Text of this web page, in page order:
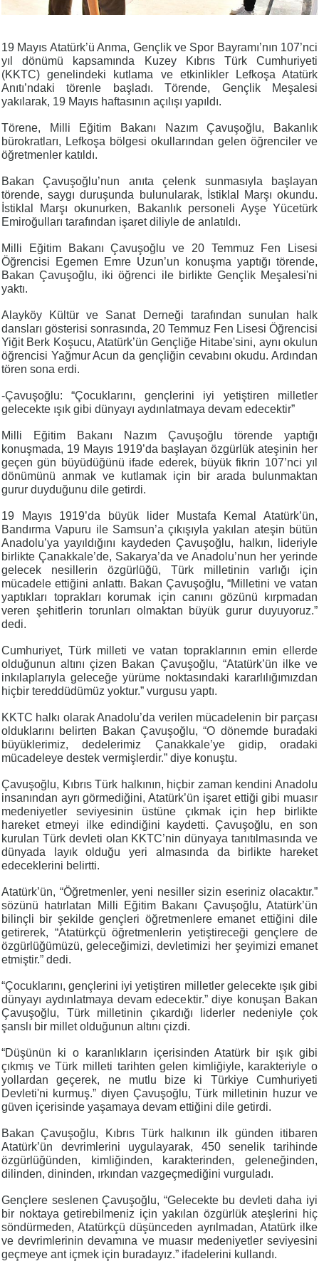
19 Mayıs Atatürk’ü Anma, Gençlik ve Spor Bayramı’nın 107’nci
yıl dönümü kapsamında Kuzey Kıbrıs Türk Cumhuriyeti
(KKTC) genelindeki kutlama ve etkinlikler Lefkoşa Atatürk
Anıtı’ndaki törenle başladı. Törende, Gençlik Meşalesi
yakılarak, 19 Mayıs haftasının açılışı yapıldı.
Törene, Milli Eğitim Bakanı Nazım Çavuşoğlu, Bakanlık
bürokratları, Lefkoşa bölgesi okullarından gelen öğrenciler ve
öğretmenler katıldı.
Bakan Çavuşoğlu’nun anıta çelenk sunmasıyla başlayan
törende, saygı duruşunda bulunularak, İstiklal Marşı okundu.
İstiklal Marşı okunurken, Bakanlık personeli Ayşe Yücetürk
Emiroğulları tarafından işaret diliyle de anlatıldı.
Milli Eğitim Bakanı Çavuşoğlu ve 20 Temmuz Fen Lisesi
Öğrencisi Egemen Emre Uzun’un konuşma yaptığı törende,
Bakan Çavuşoğlu, iki öğrenci ile birlikte Gençlik Meşalesi'ni
yaktı.
Alayköy Kültür ve Sanat Derneği tarafından sunulan halk
dansları gösterisi sonrasında, 20 Temmuz Fen Lisesi Öğrencisi
Yiğit Berk Koşucu, Atatürk’ün Gençliğe Hitabe'sini, aynı okulun
öğrencisi Yağmur Acun da gençliğin cevabını okudu. Ardından
tören sona erdi.
-Çavuşoğlu: “Çocuklarını, gençlerini iyi yetiştiren milletler
gelecekte ışık gibi dünyayı aydınlatmaya devam edecektir”
Milli Eğitim Bakanı Nazım Çavuşoğlu törende yaptığı
konuşmada, 19 Mayıs 1919’da başlayan özgürlük ateşinin her
geçen gün büyüdüğünü ifade ederek, büyük fikrin 107’nci yıl
dönümünü anmak ve kutlamak için bir arada bulunmaktan
gurur duyduğunu dile getirdi.
19 Mayıs 1919’da büyük lider Mustafa Kemal Atatürk’ün,
Bandırma Vapuru ile Samsun’a çıkışıyla yakılan ateşin bütün
Anadolu’ya yayıldığını kaydeden Çavuşoğlu, halkın, lideriyle
birlikte Çanakkale’de, Sakarya’da ve Anadolu’nun her yerinde
gelecek nesillerin özgürlüğü, Türk milletinin varlığı için
mücadele ettiğini anlattı. Bakan Çavuşoğlu, “Milletini ve vatan
yaptıkları toprakları korumak için canını gözünü kırpmadan
veren şehitlerin torunları olmaktan büyük gurur duyuyoruz.”
dedi.
Cumhuriyet, Türk milleti ve vatan topraklarının emin ellerde
olduğunun altını çizen Bakan Çavuşoğlu, “Atatürk’ün ilke ve
inkılaplarıyla geleceğe yürüme noktasındaki kararlılığımızdan
hiçbir tereddüdümüz yoktur.” vurgusu yaptı.
KKTC halkı olarak Anadolu’da verilen mücadelenin bir parçası
olduklarını belirten Bakan Çavuşoğlu, “O dönemde buradaki
büyüklerimiz, dedelerimiz Çanakkale’ye gidip, oradaki
mücadeleye destek vermişlerdir.” diye konuştu.
Çavuşoğlu, Kıbrıs Türk halkının, hiçbir zaman kendini Anadolu
insanından ayrı görmediğini, Atatürk’ün işaret ettiği gibi muasır
medeniyetler seviyesinin üstüne çıkmak için hep birlikte
hareket etmeyi ilke edindiğini kaydetti. Çavuşoğlu, en son
kurulan Türk devleti olan KKTC’nin dünyaya tanıtılmasında ve
dünyada layık olduğu yeri almasında da birlikte hareket
edeceklerini belirtti.
Atatürk’ün, “Öğretmenler, yeni nesiller sizin eseriniz olacaktır.”
sözünü hatırlatan Milli Eğitim Bakanı Çavuşoğlu, Atatürk’ün
bilinçli bir şekilde gençleri öğretmenlere emanet ettiğini dile
getirerek, “Atatürkçü öğretmenlerin yetiştireceği gençlere de
özgürlüğümüzü, geleceğimizi, devletimizi her şeyimizi emanet
etmiştir.” dedi.
“Çocuklarını, gençlerini iyi yetiştiren milletler gelecekte ışık gibi
dünyayı aydınlatmaya devam edecektir.” diye konuşan Bakan
Çavuşoğlu, Türk milletinin çıkardığı liderler nedeniyle çok
şanslı bir millet olduğunun altını çizdi.
“Düşünün ki o karanlıkların içerisinden Atatürk bir ışık gibi
çıkmış ve Türk milleti tarihten gelen kimliğiyle, karakteriyle o
yollardan geçerek, ne mutlu bize ki Türkiye Cumhuriyeti
Devleti'ni kurmuş.” diyen Çavuşoğlu, Türk milletinin huzur ve
güven içerisinde yaşamaya devam ettiğini dile getirdi.
Bakan Çavuşoğlu, Kıbrıs Türk halkının ilk günden itibaren
Atatürk’ün devrimlerini uygulayarak, 450 senelik tarihinde
özgürlüğünden, kimliğinden, karakterinden, geleneğinden,
dilinden, dininden, ırkından vazgeçmediğini vurguladı.
Gençlere seslenen Çavuşoğlu, “Gelecekte bu devleti daha iyi
bir noktaya getirebilmeniz için yakılan özgürlük ateşlerini hiç
söndürmeden, Atatürkçü düşünceden ayrılmadan, Atatürk ilke
ve devrimlerinin devamına ve muasır medeniyetler seviyesini
geçmeye ant içmek için buradayız.” ifadelerini kullandı.